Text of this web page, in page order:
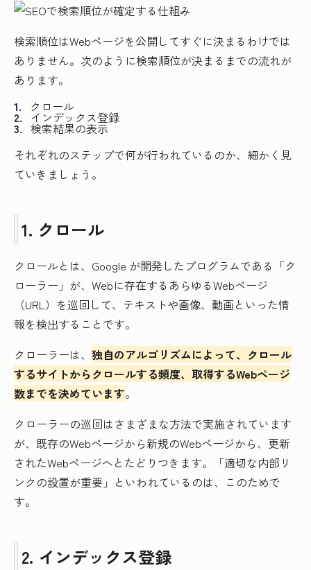
検索順位はWebページを公開してすぐに決まるわけでは
ありません。次のように検索順位が決まるまでの流れが
あります。
クロール
インデックス登録
検索結果の表示
それぞれのステップで何が行われているのか、細かく見
ていきましょう。
1. クロール
クロールとは、Google が開発したプログラムである「ク
ローラー」が、Webに存在するあらゆるWebページ
（URL）を巡回して、テキストや画像、動画といった情
報を検出することです。
クローラーは、 独自のアルゴリズムによって、クロール
するサイトからクロールする頻度、取得するWebページ
数までを決めています。
クローラーの巡回はさまざまな方法で実施されています
が、既存のWebページから新規のWebページから、更新
されたWebページへとたどりつきます。「適切な内部リ
ンクの設置が重要」といわれているのは、このためで
す。
2. インデックス登録